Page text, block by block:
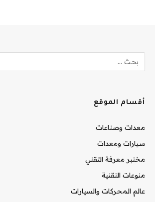
أقسام الموقع
معدات وصناعات
سيارات ومعدات
مختبر معرفة التقني
منوعات التقنية
عالم المحركات والسيارات